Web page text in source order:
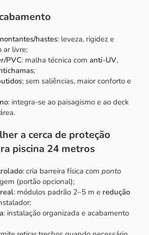
hastes: leveza, rigidez e
ar livre;
PVC: malha técnica com anti-UV,
;
: sem saliências, maior conforto e
: integra-se ao paisagismo e ao deck
a cerca de proteção
piscina 24 metros
: cria barreira física com ponto
(portão opcional);
: módulos padrão 2–5 m e redução
: instalação organizada e acabamento